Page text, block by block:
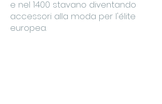
e nel 1400 stavano diventando
accessori alla moda per l'élite
europea.